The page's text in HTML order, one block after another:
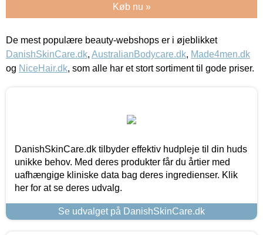
Køb nu »
De mest populære beauty-webshops er i øjeblikket
DanishSkinCare.dk, AustralianBodycare.dk, Made4men.dk
og NiceHair.dk, som alle har et stort sortiment til gode priser.
DanishSkinCare.dk tilbyder effektiv hudpleje til din huds
unikke behov. Med deres produkter får du årtier med
uafhængige kliniske data bag deres ingredienser. Klik
her for at se deres udvalg.
Se udvalget på DanishSkinCare.dk